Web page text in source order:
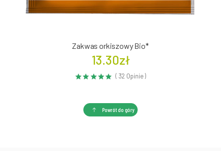
Zakwas orkiszowy Bio*
13.30zł
( 32 Opinie )
Powrót do góry